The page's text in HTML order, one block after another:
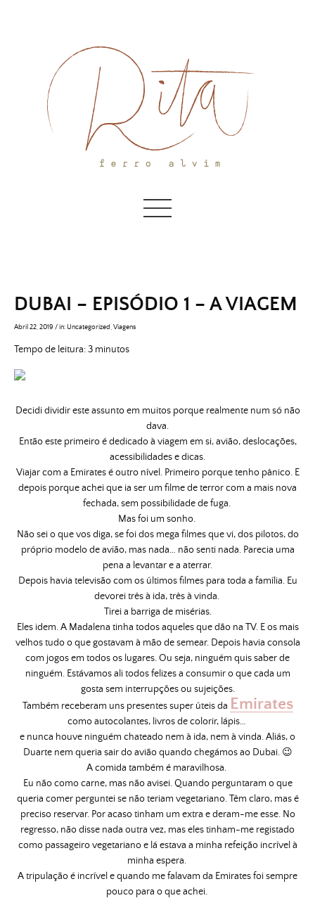
DUBAI – EPISÓDIO 1 – A VIAGEM
Abril 22, 2019 /in: Uncategorized Viagens
Tempo de leitura:3 minutos
Decidi dividir este assunto em muitos porque realmente num só não
dava.
Então este primeiro é dedicado à viagem em si, avião, deslocações,
acessibilidades e dicas.
Viajar com a Emirates é outro nível. Primeiro porque tenho pânico. E
depois porque achei que ia ser um filme de terror com a mais nova
fechada, sem possibilidade de fuga.
Mas foi um sonho.
Não sei o que vos diga, se foi dos mega filmes que vi, dos pilotos, do
próprio modelo de avião, mas nada… não senti nada. Parecia uma
pena a levantar e a aterrar.
Depois havia televisão com os últimos filmes para toda a família. Eu
devorei três à ida, três à vinda.
Tirei a barriga de misérias.
Eles idem. A Madalena tinha todos aqueles que dão na TV. E os mais
velhos tudo o que gostavam à mão de semear. Depois havia consola
com jogos em todos os lugares. Ou seja, ninguém quis saber de
ninguém. Estávamos ali todos felizes a consumir o que cada um
gosta sem interrupções ou sujeições.
Também receberam uns presentes super úteis da Emirates
como autocolantes, livros de colorir, lápis…
e nunca houve ninguém chateado nem à ida, nem à vinda. Aliás, o
Duarte nem queria sair do avião quando chegámos ao Dubai. 😉
A comida também é maravilhosa.
Eu não como carne, mas não avisei. Quando perguntaram o que
queria comer perguntei se não teriam vegetariano. Têm claro, mas é
preciso reservar. Por acaso tinham um extra e deram-me esse. No
regresso, não disse nada outra vez, mas eles tinham-me registado
como passageiro vegetariano e lá estava a minha refeição incrível à
minha espera.
A tripulação é incrível e quando me falavam da Emirates foi sempre
pouco para o que achei.